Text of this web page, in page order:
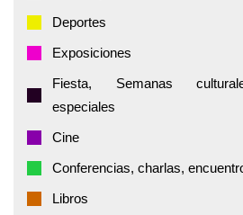
Deportes
Exposiciones
Fiesta, Semanas
especiales
Cine
Conferencias, charlas,
Libros